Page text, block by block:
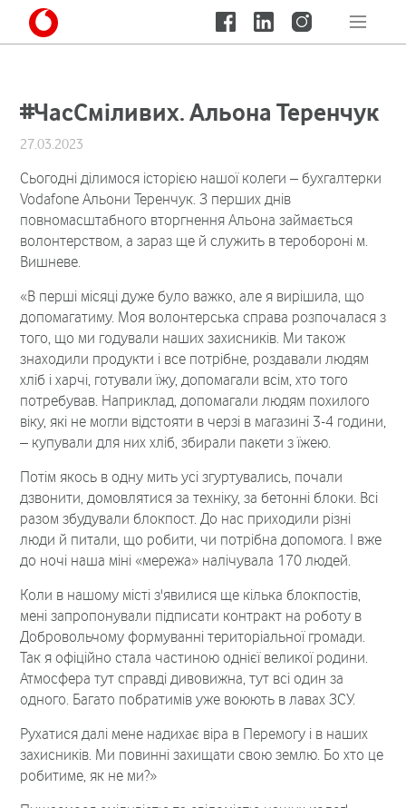
#ЧасСміливих. Альона Теренчук
27.03.2023
Сьогодні ділимося історією нашої колеги – бухгалтерки
Vodafone Альони Теренчук. З перших днів
повномасштабного вторгнення Альона займається
волонтерством, а зараз ще й служить в теробороні м.
Вишневе.
«В перші місяці дуже було важко, але я вирішила, що
допомагатиму. Моя волонтерська справа розпочалася з
того, що ми годували наших захисників. Ми також
знаходили продукти і все потрібне, роздавали людям
хліб і харчі, готували їжу, допомагали всім, хто того
потребував. Наприклад, допомагали людям похилого
віку, які не могли відстояти в черзі в магазині 3-4 години,
– купували для них хліб, збирали пакети з їжею.
Потім якось в одну мить усі згуртувались, почали
дзвонити, домовлятися за техніку, за бетонні блоки. Всі
разом збудували блокпост. До нас приходили різні
люди й питали, що робити, чи потрібна допомога. І вже
до ночі наша міні «мережа» налічувала 170 людей.
Коли в нашому місті з'явилися ще кілька блокпостів,
мені запропонували підписати контракт на роботу в
Добровольчому формуванні територіальної громади.
Так я офіційно стала частиною однієї великої родини.
Атмосфера тут справді дивовижна, тут всі один за
одного. Багато побратимів уже воюють в лавах ЗСУ.
Рухатися далі мене надихає віра в Перемогу і в наших
захисників. Ми повинні захищати свою землю. Бо хто це
робитиме, як не ми?»